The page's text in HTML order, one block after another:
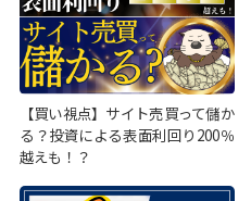
【買い視点】サイト売買って儲か
る？投資による表面利回り200％
越えも！？